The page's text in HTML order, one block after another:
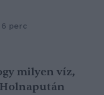
6 perc
milyen víz,
Holnapután